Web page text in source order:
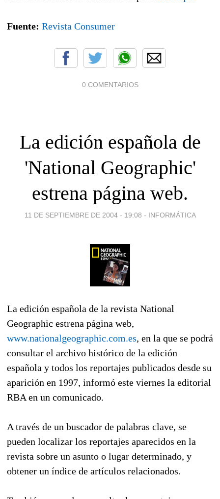
Fuente: Revista Consumer
0 COMENTARIOS
La edición española de
'National Geographic'
estrena página web.
11 DE SEPTIEMBRE DE 2004 - 19:08 - INFORMÁTICA
La edición española de la revista National
Geographic estrena página web,
www.nationalgeographic.com.es, en la que se podrá
consultar el archivo histórico de la edición
española y todos los reportajes publicados desde su
aparición en 1997, informó este viernes la editorial
RBA en un comunicado.
A través de un buscador de palabras clave, se
pueden localizar los reportajes aparecidos en la
revista sobre un asunto o lugar determinado, y
obtener un índice de artículos relacionados.